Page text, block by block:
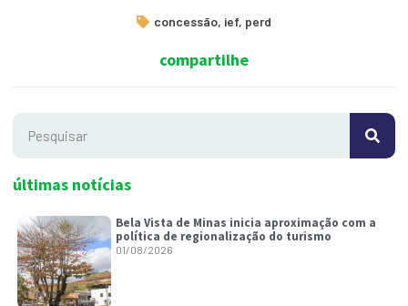
concessão, ief, perd
compartilhe
últimas notícias
Bela Vista de Minas inicia aproximação com a
política de regionalização do turismo
01/08/2026